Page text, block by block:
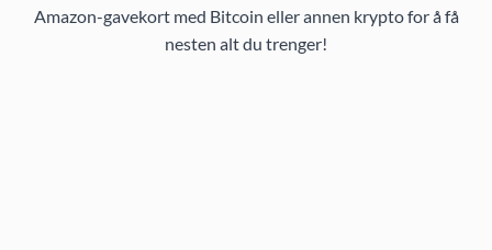
Amazon-gavekort med Bitcoin eller annen krypto for å få
nesten alt du trenger!